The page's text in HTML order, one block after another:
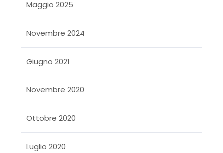
Maggio 2025
Novembre 2024
Giugno 2021
Novembre 2020
Ottobre 2020
Luglio 2020